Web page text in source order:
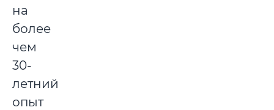
на
более
чем
30-
летний
опыт